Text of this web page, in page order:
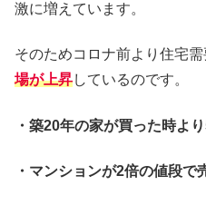
激に増えています。
そのためコロナ前より住宅
場が上昇しているのです。
・築20年の家が買った時よ
・マンションが2倍の値段で